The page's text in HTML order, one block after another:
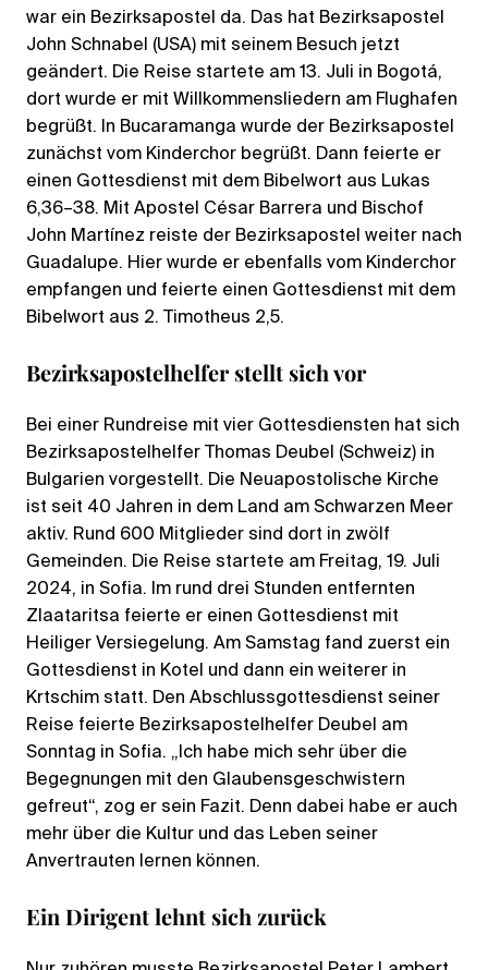
war ein Bezirksapostel da. Das hat Bezirksapostel
John Schnabel (USA) mit seinem Besuch jetzt
geändert. Die Reise startete am 13. Juli in Bogotá,
dort wurde er mit Willkommensliedern am Flughafen
begrüßt. In Bucaramanga wurde der Bezirksapostel
zunächst vom Kinderchor begrüßt. Dann feierte er
einen Gottesdienst mit dem Bibelwort aus Lukas
6,36–38. Mit Apostel César Barrera und Bischof
John Martínez reiste der Bezirksapostel weiter nach
Guadalupe. Hier wurde er ebenfalls vom Kinderchor
empfangen und feierte einen Gottesdienst mit dem
Bibelwort aus 2. Timotheus 2,5.
Bezirksapostelhelfer stellt sich vor
Bei einer Rundreise mit vier Gottesdiensten hat sich
Bezirksapostelhelfer Thomas Deubel (Schweiz) in
Bulgarien vorgestellt. Die Neuapostolische Kirche
ist seit 40 Jahren in dem Land am Schwarzen Meer
aktiv. Rund 600 Mitglieder sind dort in zwölf
Gemeinden. Die Reise startete am Freitag, 19. Juli
2024, in Sofia. Im rund drei Stunden entfernten
Zlaataritsa feierte er einen Gottesdienst mit
Heiliger Versiegelung. Am Samstag fand zuerst ein
Gottesdienst in Kotel und dann ein weiterer in
Krtschim statt. Den Abschlussgottesdienst seiner
Reise feierte Bezirksapostelhelfer Deubel am
Sonntag in Sofia. „Ich habe mich sehr über die
Begegnungen mit den Glaubensgeschwistern
gefreut“, zog er sein Fazit. Denn dabei habe er auch
mehr über die Kultur und das Leben seiner
Anvertrauten lernen können.
Ein Dirigent lehnt sich zurück